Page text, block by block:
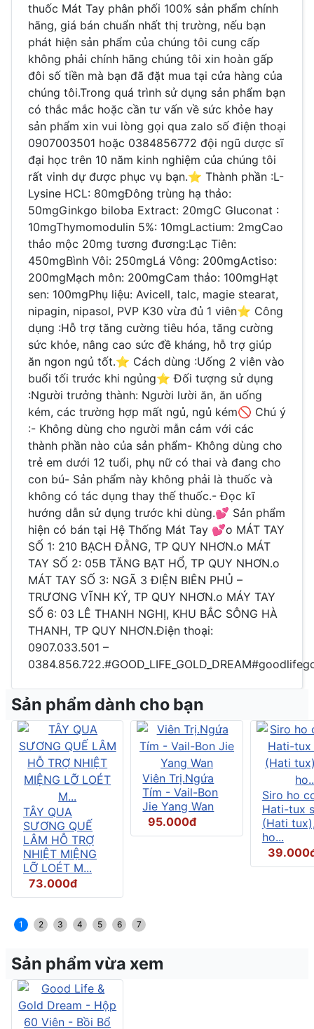
thuốc Mát Tay phân phối 100% sản phẩm chính
hãng, giá bán chuẩn nhất thị trường, nếu bạn
phát hiện sản phẩm của chúng tôi cung cấp
không phải chính hãng chúng tôi xin hoàn gấp
đôi số tiền mà bạn đã đặt mua tại cửa hàng của
chúng tôi.Trong quá trình sử dụng sản phẩm bạn
có thắc mắc hoặc cần tư vấn về sức khỏe hay
sản phẩm xin vui lòng gọi qua zalo số điện thoại
0907003501 hoặc 0384856772 đội ngũ dược sĩ
đại học trên 10 năm kinh nghiệm của chúng tôi
rất vinh dự được phục vụ bạn.⭐️ Thành phần :L-
Lysine HCL: 80mgĐông trùng hạ thảo:
50mgGinkgo biloba Extract: 20mgC Gluconat :
10mgThymomodulin 5%: 10mgLactium: 2mgCao
thảo mộc 20mg tương đương:Lạc Tiên:
450mgBình Vôi: 250mgLá Vông: 200mgActiso:
200mgMạch môn: 200mgCam thảo: 100mgHạt
sen: 100mgPhụ liệu: Avicell, talc, magie stearat,
nipagin, nipasol, PVP K30 vừa đủ 1 viên⭐️ Công
dụng :Hỗ trợ tăng cường tiêu hóa, tăng cường
sức khỏe, nâng cao sức đề kháng, hỗ trợ giúp
ăn ngon ngủ tốt.⭐️ Cách dùng :Uống 2 viên vào
buổi tối trước khi ngủng⭐️ Đối tượng sử dụng
:Người trưởng thành: Người lười ăn, ăn uống
kém, các trường hợp mất ngủ, ngủ kém🚫 Chú ý
:- Không dùng cho người mẫn cảm với các
thành phần nào của sản phẩm- Không dùng cho
trẻ em dưới 12 tuổi, phụ nữ có thai và đang cho
con bú- Sản phẩm này không phải là thuốc và
không có tác dụng thay thế thuốc.- Đọc kĩ
hướng dẫn sử dụng trước khi dùng.💕 Sản phẩm
hiện có bán tại Hệ Thống Mát Tay 💕o MÁT TAY
SỐ 1: 210 BẠCH ĐẰNG, TP QUY NHƠN.o MÁT
TAY SỐ 2: 05B TĂNG BẠT HỔ, TP QUY NHƠN.o
MÁT TAY SỐ 3: NGÃ 3 ĐIỆN BIÊN PHỦ –
TRƯƠNG VĨNH KÝ, TP QUY NHƠN.o MÁY TAY
SỐ 6: 03 LÊ THANH NGHỊ, KHU BẮC SÔNG HÀ
THANH, TP QUY NHƠN.Điện thoại:
0907.033.501 –
Sản phẩm dành cho bạn
TÂY QUA
SƯƠNG QUẾ
LÂM HỖ TRỢ
NHIỆT MIỆNG
LỠ LOÉT M...
73.000đ
Viên Trị.Ngứa
Tím - Vail-Bon
Jie Yang Wan
95.000đ
Siro ho
Hati-tux
(Hati
ho...
1 2 3 4 5 6 7
Sản phẩm vừa xem